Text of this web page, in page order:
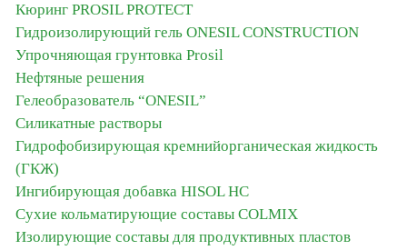
Кюринг PROSIL PROTECT
Гидроизолирующий гель ONESIL CONSTRUCTION
Упрочняющая грунтовка Prosil
Нефтяные решения
Гелеобразователь “ONESIL”
Силикатные растворы
Гидрофобизирующая кремнийорганическая жидкость
(ГКЖ)
Ингибирующая добавка HISOL HC
Сухие кольматирующие составы COLMIX
Изолирующие составы для продуктивных пластов